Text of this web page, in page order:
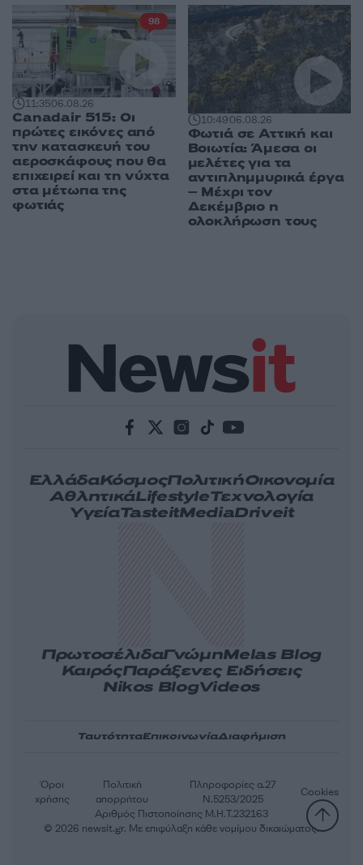
11:3506.08.26
Canadair 515: Οι
πρώτες εικόνες από
την κατασκευή του
αεροσκάφους που θα
επιχειρεί και τη νύχτα
στα μέτωπα της
φωτιάς
98
10:4906.08.26
Φωτιά σε Αττική και
Βοιωτία: Άμεσα οι
μελέτες για τα
αντιπλημμυρικά έργα
– Μέχρι τον
Δεκέμβριο η
ολοκλήρωση τους
ΕλλάδαΚόσμοςΠολιτικήΟικονομία
ΑθλητικάLifestyleΤεχνολογία
ΥγείαTasteitMediaDriveit
ΠρωτοσέλιδαΓνώμηMelas Blog
ΚαιρόςΠαράξενες Ειδήσεις
Nikos BlogVideos
ΤαυτότηταΕπικοινωνίαΔιαφήμιση
Αριθμός Πιστοποίησης Μ.Η.Τ.232163
Όροι
χρήσης
Πολιτική
απορρήτου
Πληροφορίες α.27
Ν.5253/2025
Cookies
© 2026 newsit.gr. Με επιφύλαξη κάθε νομίμου δικαιώματος.